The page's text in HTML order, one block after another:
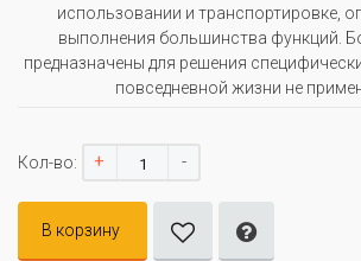
использовании и транспортировке,
выполнения большинства функций.
предназначены для решения
повседневной жизни не
Кол-во: + -
В корзину